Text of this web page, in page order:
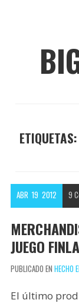
ABR 19 2012 9
JUEGO
PUBLICADO EN HECHO
El último